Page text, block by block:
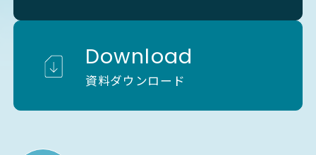
Download
資料ダウンロード